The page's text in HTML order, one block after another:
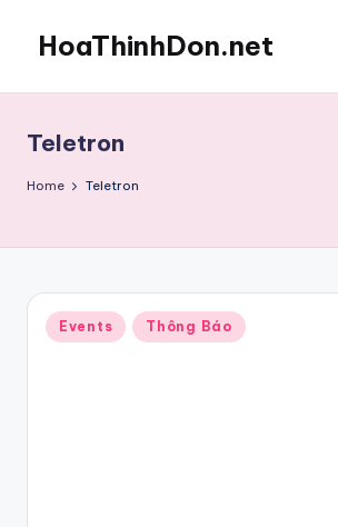
content
HoaThinhDon.net
in
Washington
D.C.
Teletron
Home Teletron
Posted
in
Events Thông Báo